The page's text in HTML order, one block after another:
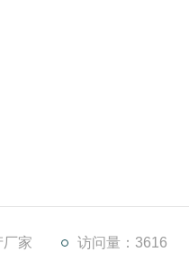
析操作。
厂家 访问量：3616